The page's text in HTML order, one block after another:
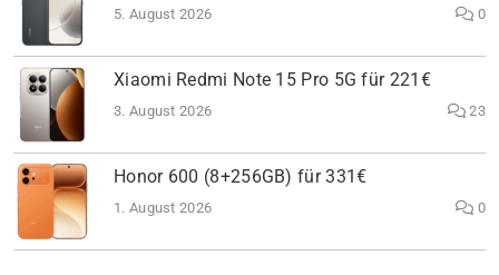
5. August 2026 0
Xiaomi Redmi Note 15 Pro 5G für 221€
3. August 2026 23
Honor 600 (8+256GB) für 331€
1. August 2026 0